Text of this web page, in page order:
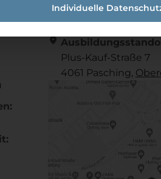
location_on
Plus-Kauf-Straße 7
4061 Pasching,
Individuelle